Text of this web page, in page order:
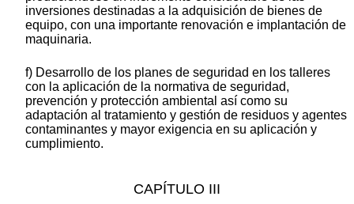
inversiones destinadas a la adquisición de bienes de
equipo, con una importante renovación e implantación de
maquinaria.
f) Desarrollo de los planes de seguridad en los talleres
con la aplicación de la normativa de seguridad,
prevención y protección ambiental así como su
adaptación al tratamiento y gestión de residuos y agentes
contaminantes y mayor exigencia en su aplicación y
cumplimiento.
CAPÍTULO III